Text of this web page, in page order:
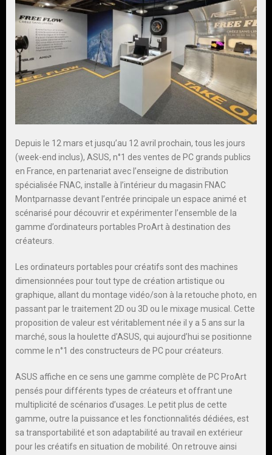
Depuis le 12 mars et jusqu’au 12 avril prochain, tous les jours
(week-end inclus), ASUS, n°1 des ventes de PC grands publics
en France, en partenariat avec l’enseigne de distribution
spécialisée FNAC, installe à l’intérieur du magasin FNAC
Montparnasse devant l’entrée principale un espace animé et
scénarisé pour découvrir et expérimenter l’ensemble de la
gamme d’ordinateurs portables ProArt à destination des
créateurs.
Les ordinateurs portables pour créatifs sont des machines
dimensionnées pour tout type de création artistique ou
graphique, allant du montage vidéo/son à la retouche photo, en
passant par le traitement 2D ou 3D ou le mixage musical. Cette
proposition de valeur est véritablement née il y a 5 ans sur la
marché, sous la houlette d’ASUS, qui aujourd’hui se positionne
comme le n°1 des constructeurs de PC pour créateurs.
ASUS affiche en ce sens une gamme complète de PC ProArt
pensés pour différents types de créateurs et offrant une
multiplicité de scénarios d’usages. Le petit plus de cette
gamme, outre la puissance et les fonctionnalités dédiées, est
sa transportabilité et son adaptabilité au travail en extérieur
pour les créatifs en situation de mobilité. On retrouve ainsi